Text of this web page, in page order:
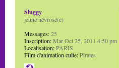
Sluggy
jeune névrosé(e)
Messages:25
Inscription:Mar Oct 25, 2011 4:50 pm
Localisation:PARIS
Film d'animation culte:Pirates